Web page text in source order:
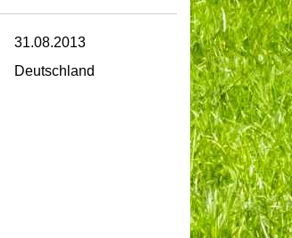
31.08.2013
Deutschland